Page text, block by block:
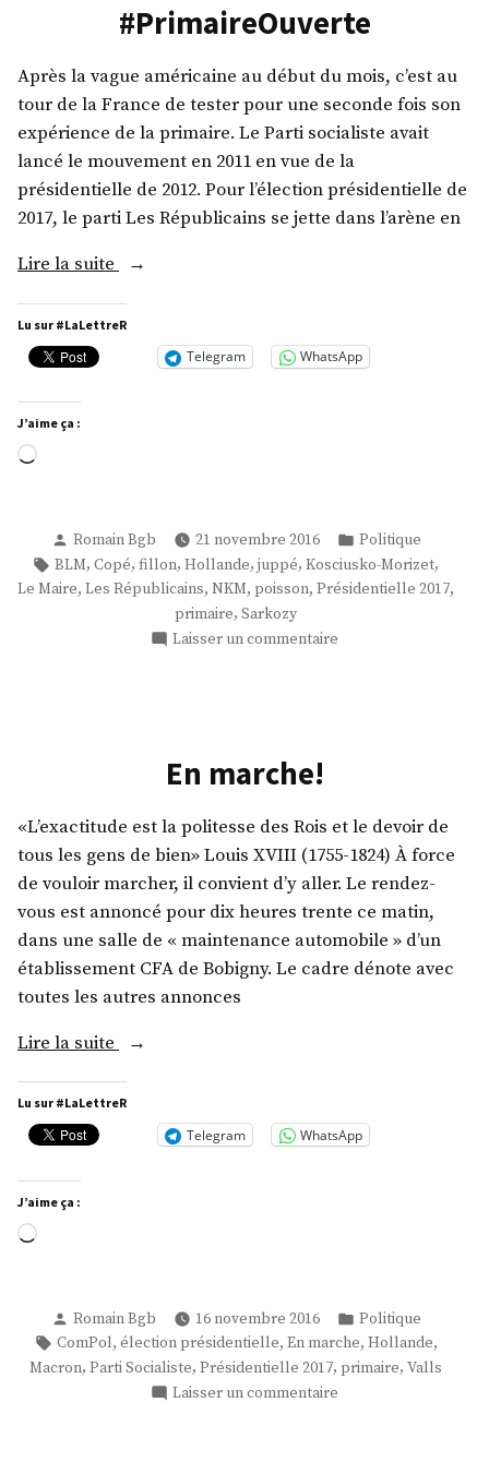
#PrimaireOuverte
Après la vague américaine au début du mois, c’est au
tour de la France de tester pour une seconde fois son
expérience de la primaire. Le Parti socialiste avait
lancé le mouvement en 2011 en vue de la
présidentielle de 2012. Pour l’élection présidentielle de
2017, le parti Les Républicains se jette dans l’arène en
Lire la suite « #PrimaireOuverte »
Lu sur #LaLettreR
Telegram WhatsApp
J’aime ça :
Chargement…
Publié
par
Romain Bgb 21 novembre 2016
Publié
dans
Politique
Étiquettes :
BLM, Copé, fillon, Hollande, juppé, Kosciusko-Morizet,
Le Maire, Les Républicains, NKM, poisson, Présidentielle 2017,
primaire, Sarkozy
Laisser un commentaire
En marche!
«L’exactitude est la politesse des Rois et le devoir de
tous les gens de bien» Louis XVIII (1755-1824) À force
de vouloir marcher, il convient d’y aller. Le rendez-
vous est annoncé pour dix heures trente ce matin,
dans une salle de « maintenance automobile » d’un
établissement CFA de Bobigny. Le cadre dénote avec
toutes les autres annonces
Lire la suite
« En
Lu sur #LaLettreR
Telegram WhatsApp
J’aime ça :
Chargement…
Publié
par
Romain Bgb 16 novembre 2016
Publié
dans
Politique
Étiquettes :
ComPol, élection présidentielle, En marche, Hollande,
Macron, Parti Socialiste, Présidentielle 2017, primaire, Valls
Laisser un commentaire